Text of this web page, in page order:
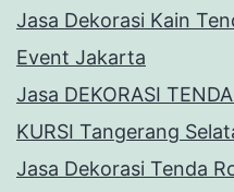
Jasa Dekorasi Kain
Event Jakarta
Jasa DEKORASI
KURSI Tangerang
Jasa Dekorasi Tenda